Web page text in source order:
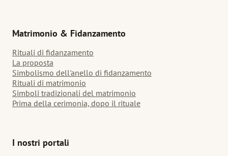
Matrimonio & Fidanzamento
Rituali di fidanzamento
La proposta
Simbolismo dell'anello di fidanzamento
Rituali di matrimonio
Simboli tradizionali del matrimonio
Prima della cerimonia, dopo il rituale
I nostri portali